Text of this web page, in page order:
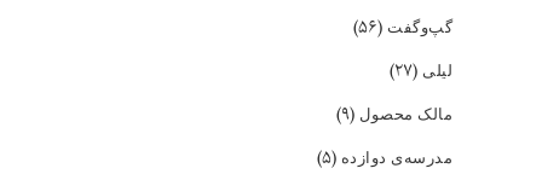
گپ‌و‌گفت (۵۶)
لیلی (۲۷)
مالک محصول (۹)
مدرسه‌ی دوازده (۵)